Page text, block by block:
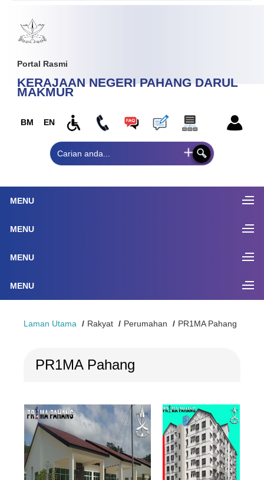
Portal Rasmi
KERAJAAN NEGERI PAHANGDARUL
MAKMUR
BM EN
MENU
MENU
MENU
MENU
Laman Utama Rakyat Perumahan PR1MA Pahang
PR1MA Pahang